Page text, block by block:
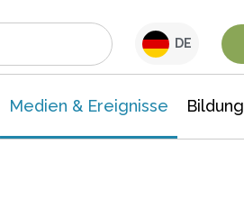
DE
Medien & Ereignisse Bildung